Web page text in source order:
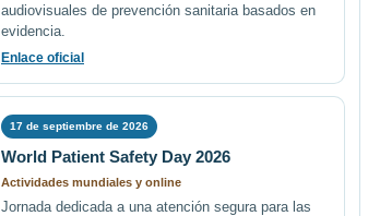
audiovisuales de prevención sanitaria basados en
evidencia.
Enlace oficial
17 de septiembre de 2026
World Patient Safety Day 2026
Actividades mundiales y online
Jornada dedicada a una atención segura para las